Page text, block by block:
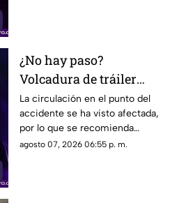
¿No hay paso?
Volcadura de tráiler
colapsa este punto de la
carretera 57
La circulación en el punto del
accidente se ha visto afectada,
por lo que se recomienda
considerar tiempos de
agosto 07, 2026 06:55 p. m.